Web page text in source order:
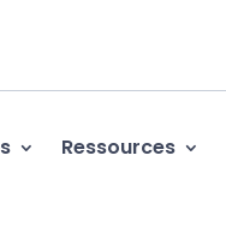
Ressources